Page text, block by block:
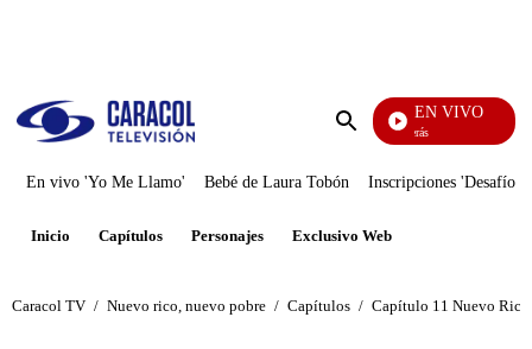
Enviar
EN VIVO
También Caerás
En vivo 'Yo Me Llamo' Bebé de Laura Tobón Inscripciones 'Desafío'
Inicio Capítulos Personajes Exclusivo Web
Caracol TV / Nuevo rico, nuevo pobre / Capítulos / Capítulo 11 Nuevo